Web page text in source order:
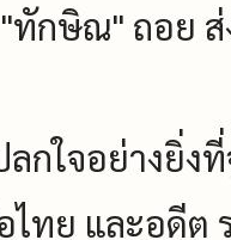
ทักษิณ" ถอย
กใจอย่างยิ่ง
ทย และอดีต